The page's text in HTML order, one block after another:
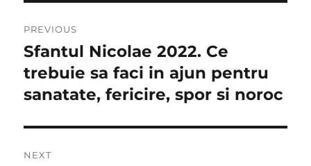
în
articole
PREVIOUS
Previous
post:
Sfantul Nicolae 2022. Ce
trebuie sa faci in ajun pentru
sanatate, fericire, spor si noroc
NEXT